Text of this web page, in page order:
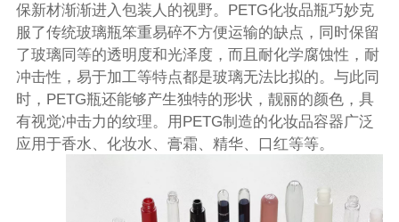
保新材渐渐进入包装人的视野。 PETG化妆品瓶巧妙克
服了传统玻璃瓶笨重易碎不方便运输的缺点，同时保留
了玻璃同等的透明度和光泽度，而且耐化学腐蚀性，耐
冲击性，易于加工等特点都是玻璃无法比拟的。与此同
时， PETG瓶还能够产生独特的形状，靓丽的颜色，具
有视觉冲击力的纹理。用 PETG制造的化妆品容器广泛
应用于香水、化妆水、膏霜、精华、口红等等。